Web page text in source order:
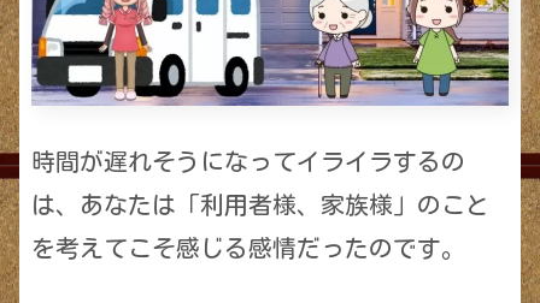
時間が遅れそうになってイライラするの
は、あなたは「利用者様、家族様」のこと
を考えてこそ感じる感情だったのです。